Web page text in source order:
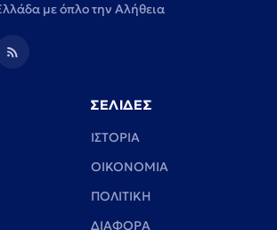
με όπλο την Αλήθεια
ΣΕΛΙΔΕΣ
ΙΣΤΟΡΙΑ
ΟΙΚΟΝΟΜΙΑ
ΠΟΛΙΤΙΚΗ
ΔΙΑΦΟΡΑ